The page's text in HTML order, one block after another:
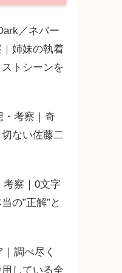
／ネバー
姉妹の執着
トシーンを
・考察｜奇
ない佐藤二
考察｜0文字
の”正解”と
調べ尽く
している全